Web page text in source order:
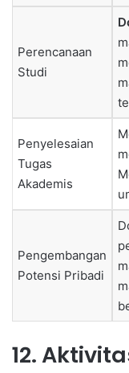
Perencanaan
Studi
Penyelesaian
Tugas
Akademis
Pengembangan
Potensi Pribadi
12.